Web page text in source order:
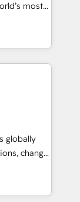
most
Solutions
and NAM,
through
globally
change